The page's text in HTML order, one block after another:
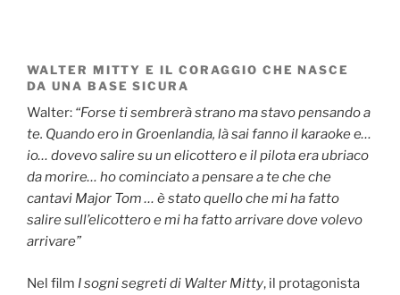
WALTER MITTY E IL CORAGGIO CHE NASCE
DA UNA BASE SICURA
Walter: “Forse ti sembrerà strano ma stavo pensando a
te. Quando ero in Groenlandia, là sai fanno il karaoke e…
io… dovevo salire su un elicottero e il pilota era ubriaco
da morire… ho cominciato a pensare a te che che
cantavi Major Tom … è stato quello che mi ha fatto
salire sull’elicottero e mi ha fatto arrivare dove volevo
arrivare”
Nel film I sogni segreti di Walter Mitty, il protagonista